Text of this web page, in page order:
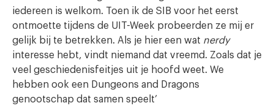
iedereen is welkom. Toen ik de SIB voor het eerst
ontmoette tijdens de UIT-Week probeerden ze mij er
gelijk bij te betrekken. Als je hier een wat nerdy
interesse hebt, vindt niemand dat vreemd. Zoals dat je
veel geschiedenisfeitjes uit je hoofd weet. We
hebben ook een Dungeons and Dragons
genootschap dat samen speelt’